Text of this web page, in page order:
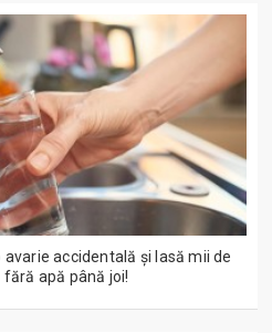
accidentală și lasă mii de
apă până joi!